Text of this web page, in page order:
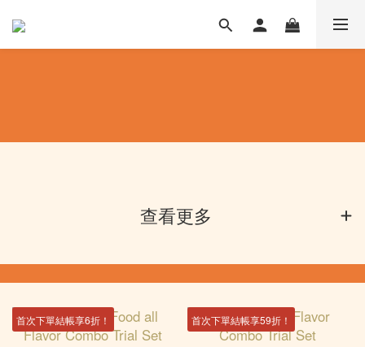
查看更多
首次下單結帳享6折！ 首次下單結帳享59折！